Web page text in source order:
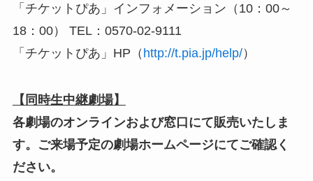
「チケットぴあ」インフォメーション（10：00～
18：00） TEL：0570-02-9111
「チケットぴあ」HP（ http://t.pia.jp/help/）
【同時生中継劇場】
各劇場のオンラインおよび窓口にて販売いたしま
す。ご来場予定の劇場ホームページにてご確認く
ださい。